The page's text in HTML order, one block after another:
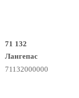
71 132
Лангепас
71132000000